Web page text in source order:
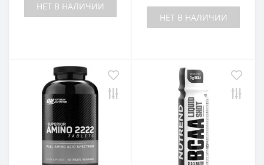
НЕТ В НАЛИЧИИ
НЕТ В НАЛИЧИИ